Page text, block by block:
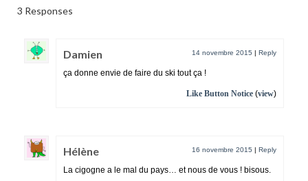
3 Responses
Damien 14 novembre 2015 | Reply
ça donne envie de faire du ski tout ça !
Like Button Notice (view)
Hélène 16 novembre 2015 | Reply
La cigogne a le mal du pays… et nous de vous ! bisous.